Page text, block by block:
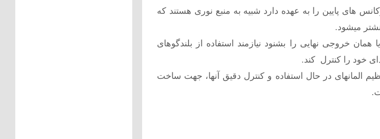
پایین را به عهده دارد شبیه به منبع نوری هستند که
میشود.
خروجی نهایی را بشنود نیازمند استفاده از بلندگوهای
خود را کنترل کند.
المانهای در حال استفاده و کنترل دقیق آنها، جهت ساخت